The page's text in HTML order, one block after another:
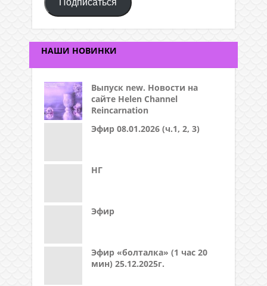
адрес
Подписаться
НАШИ НОВИНКИ
Выпуск new. Новости на
сайте Helen Channel
Reincarnation
Эфир 08.01.2026 (ч.1, 2, 3)
НГ
Эфир
Эфир «болталка» (1 час 20
мин) 25.12.2025г.